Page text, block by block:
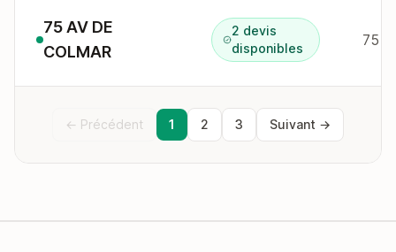
75 AV DE
COLMAR
2 devis
disponibles
75
← Précédent 1 2 3 Suivant →